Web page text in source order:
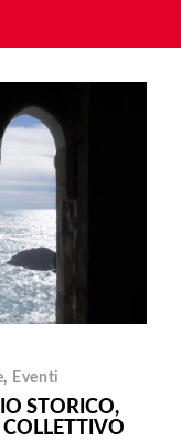
, Eventi
STORICO,
COLLETTIVO